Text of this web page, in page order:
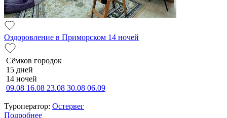
Оздоровление в Приморском 14 ночей
Сёмков городок
15 дней
14 ночей
09.08 16.08 23.08 30.08 06.09
Туроператор: Остервег
Подробнее